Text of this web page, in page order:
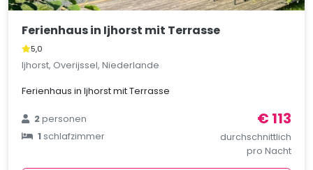
Ferienhaus in Ijhorst mit Terrasse
5,0
Ijhorst, Overijssel, Niederlande
Ferienhaus in Ijhorst mit Terrasse
2personen
1schlafzimmer
€ 113
durchschnittlich
pro Nacht